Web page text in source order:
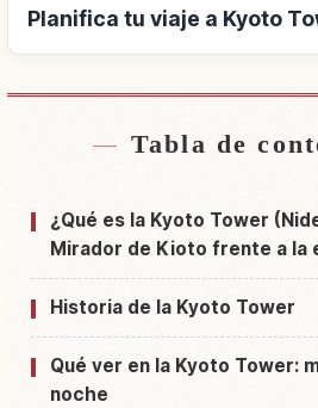
Planifica tu viaje a Kyoto
Buscar alojamiento cerca
Buscar experiencias en
Tabla de
¿Qué es la Kyoto Tower
Mirador de Kioto frente a la
Historia de la Kyoto Tower
Qué ver en la Kyoto Tower:
noche